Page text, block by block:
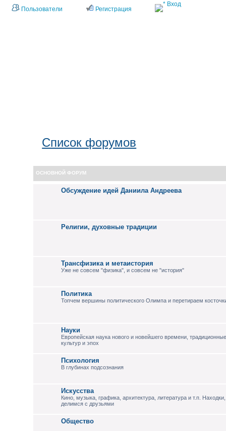
Пользователи Регистрация
Вход
Список форумов
ОСНОВНОЙ ФОРУМ
Обсуждение идей Даниила Андреева
Религии, духовные традиции
Трансфизика и метаистория
Уже не совсем "физика", и совсем не "история"
Политика
Топчем вершины политического Олимпа и перетираем
Науки
Европейская наука нового и новейшего времени,
культур и эпох
Психология
В глубинах подсознания
Искусства
Кино, музыка, графика, архитектура, литература и т.п.
делимся с друзьями
Общество